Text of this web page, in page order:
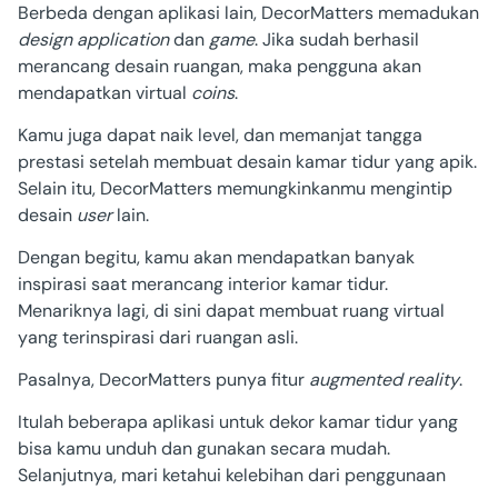
Berbeda dengan aplikasi lain, DecorMatters memadukan
design applicationdan game. Jika sudah berhasil
merancang desain ruangan, maka pengguna akan
mendapatkan virtual coins.
Kamu juga dapat naik level, dan memanjat tangga
prestasi setelah membuat desain kamar tidur yang apik.
Selain itu, DecorMatters memungkinkanmu mengintip
desain userlain.
Dengan begitu, kamu akan mendapatkan banyak
inspirasi saat merancang interior kamar tidur.
Menariknya lagi, di sini dapat membuat ruang virtual
yang terinspirasi dari ruangan asli.
Pasalnya, DecorMatters punya fitur augmented reality.
Itulah beberapa aplikasi untuk dekor kamar tidur yang
bisa kamu unduh dan gunakan secara mudah.
Selanjutnya, mari ketahui kelebihan dari penggunaan